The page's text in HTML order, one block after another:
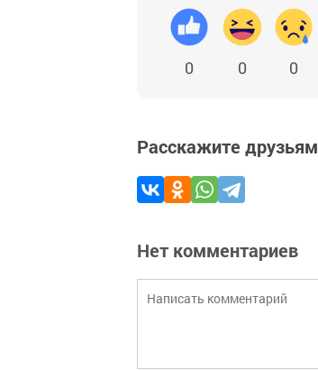
0 0 0
Расскажите друзьям
Нет комментариев